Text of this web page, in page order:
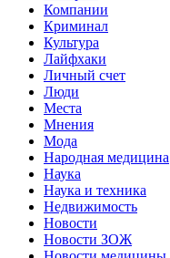
Компании
Криминал
Культура
Лайфхаки
Личный счет
Люди
Места
Мнения
Мода
Народная медицина
Наука
Наука и техника
Недвижимость
Новости
Новости ЗОЖ